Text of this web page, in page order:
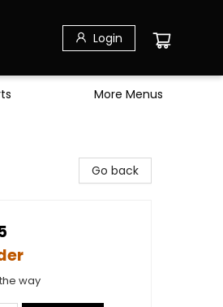
Login
More Menus
Go back
way